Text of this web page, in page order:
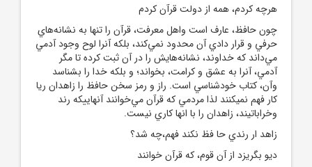
هرچه کردم، همه از دولت قرآن کردم
چون حافظ، عارف است واهل معرفت، قرآن را تنها به نشانه‌هاي
حرفي و قرار دادي آن محدود نمي‌کند، بلکه آنرا لوح وجود آدمي
مي‌داند که خداوند، نشانه‌هايش را در آن ثبت کرده تا مگر
آدمي، آنرا به عشق و کرامت، بخواند؛ و بلکه خدا را بشناسد
وآن، کتاب خودشناسي است. راز و رمز سخن حافظ را زاهدان ريا
کار فهم نميکنند لذا مردمي که قرآن مي‌خوانند آنهاييکه رند
وخراباتيند، زاهدان را با انها کاري نيست.
زاهد ار رندي حا فظ نکند فهم،چه شد؟
ديو بگريزد از آن قوم، که قرآن خوانند